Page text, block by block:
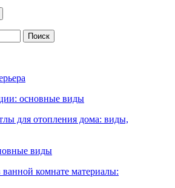
основные виды
для отопления дома: виды,
виды
комнате материалы: